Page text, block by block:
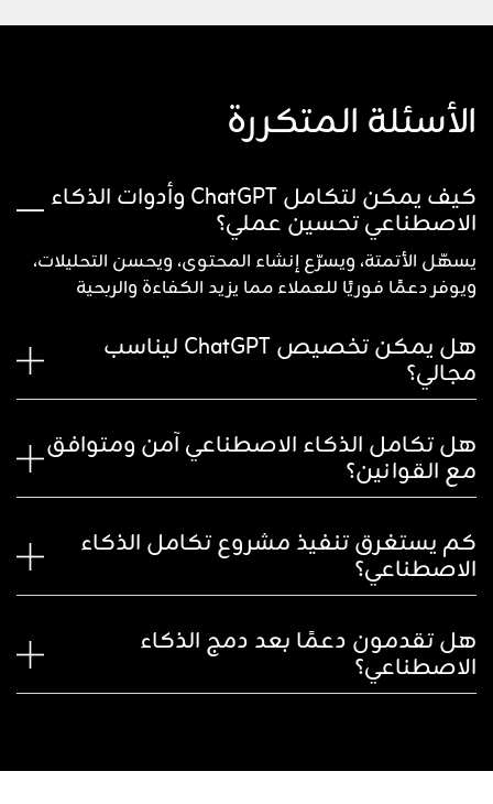
الأسئلة المتكررة
كيف يمكن لتكامل ChatGPT وأدوات الذكاء
الاصطناعي تحسين عملي؟
يسهّل الأتمتة، ويسرّع إنشاء المحتوى، ويحسن التحليلات،
ويوفر دعمًا فوريًا للعملاء مما يزيد الكفاءة والربحية
هل يمكن تخصيص ChatGPT ليناسب
مجالي؟
هل تكامل الذكاء الاصطناعي آمن ومتوافق
مع القوانين؟
كم يستغرق تنفيذ مشروع تكامل الذكاء
الاصطناعي؟
هل تقدمون دعمًا بعد دمج الذكاء
الاصطناعي؟